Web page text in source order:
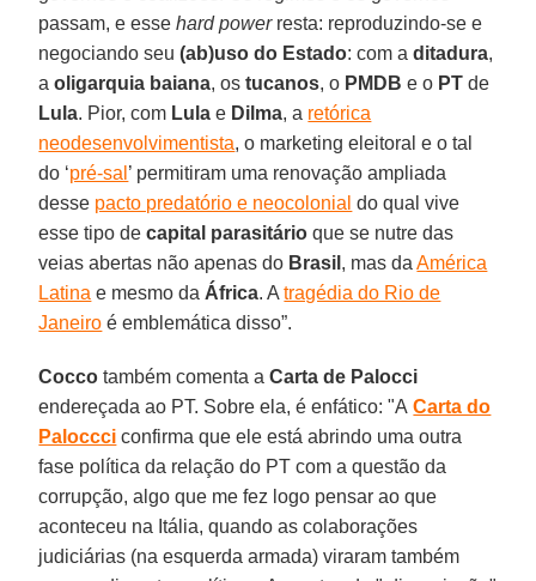
passam, e esse hard powerresta: reproduzindo-se e
negociando seu(ab)uso do Estado: com aditadura,
aoligarquia baiana, ostucanos, o PMDB e o PT de
Lula. Pior, com Lula e Dilma, a retórica
neodesenvolvimentista, o marketing eleitoral e o tal
do ‘pré-sal ’ permitiram uma renovação ampliada
desse pacto predatório e neocolonial do qual vive
esse tipo de capital parasitário que se nutre das
veias abertas não apenas do Brasil , mas daAmérica
Latina e mesmo da África. Atragédia do Rio de
Janeiro é emblemática disso”.
Cocco também comenta a Carta de Palocci
endereçada ao PT. Sobre ela, é enfático: "ACarta do
Paloccci confirma que ele está abrindo uma outra
fase política da relação do PT com a questão da
corrupção, algo que me fez logo pensar ao que
aconteceu na Itália, quando as colaborações
judiciárias (na esquerda armada) viraram também